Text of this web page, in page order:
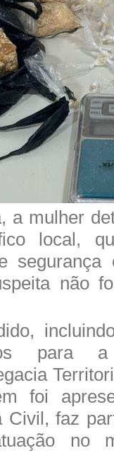
a mulher
local,
segurança
não
para
foi
Civil, faz
no